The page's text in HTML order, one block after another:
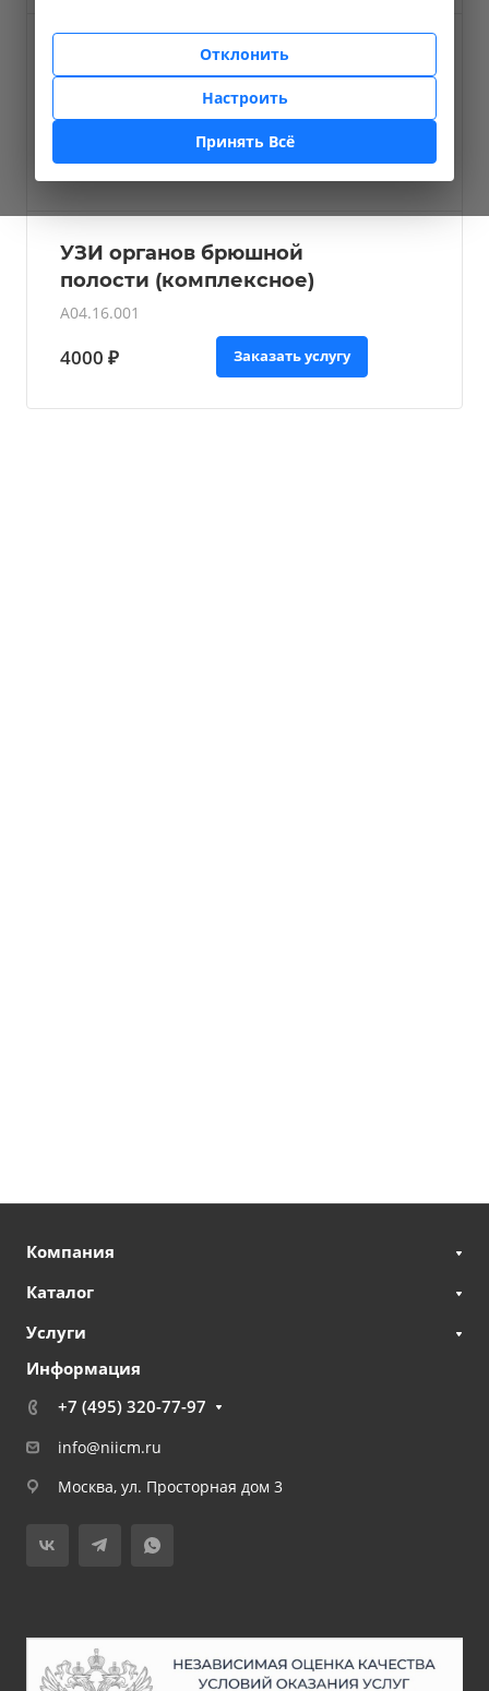
УЗИ матки и придатков
трансвагиальное
A04.20.001.001
3000 ₽
УЗИ органов брюшной
полости (комплексное)
A04.16.001
4000 ₽ Заказать услугу
Компания
Каталог
Услуги
Информация
+7 (495) 320-77-97
info@niicm.ru
Москва, ул. Просторная дом 3
Отклонить
Настроить
Принять Всё